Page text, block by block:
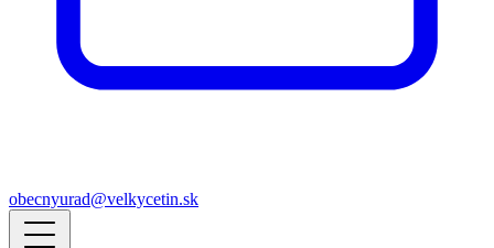
obecnyurad@velkycetin.sk